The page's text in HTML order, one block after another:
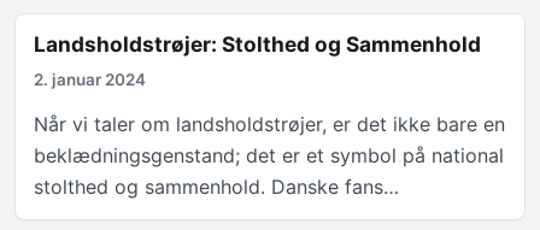
Landsholdstrøjer: Stolthed og Sammenhold
2. januar 2024
Når vi taler om landsholdstrøjer, er det ikke bare en
beklædningsgenstand; det er et symbol på national
stolthed og sammenhold. Danske fans…